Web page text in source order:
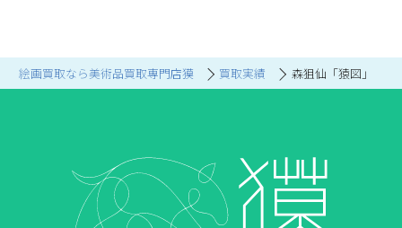
絵画買取なら美術品買取専門店獏 買取実績 森狙仙「猿図」